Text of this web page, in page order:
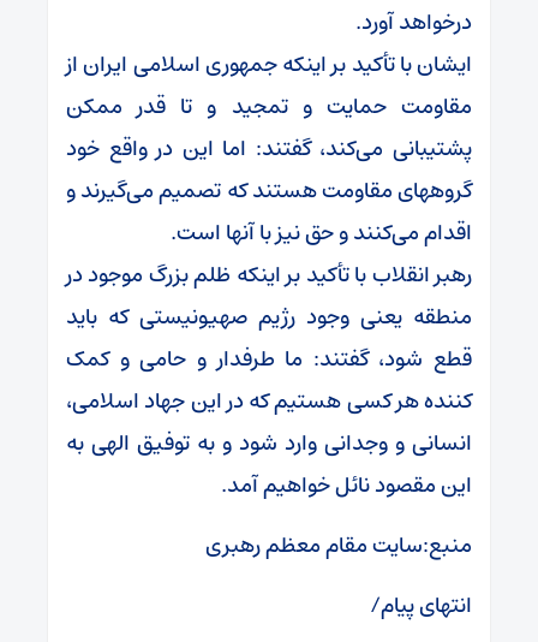
درخواهد آورد.
ایشان با تأکید بر اینکه جمهوری اسلامی ایران از
مقاومت حمایت و تمجید و تا قدر ممکن
پشتیبانی می‌کند، گفتند: اما این در واقع خود
گروههای مقاومت هستند که تصمیم می‌گیرند و
اقدام می‌کنند و حق نیز با آنها است.
رهبر انقلاب با تأکید بر اینکه ظلم بزرگ موجود در
منطقه یعنی وجود رژیم صهیونیستی که باید
قطع شود، گفتند: ما طرفدار و حامی و کمک
کننده هر کسی هستیم که در این جهاد اسلامی،
انسانی و وجدانی وارد شود و به توفیق الهی به
این مقصود نائل خواهیم آمد.
منبع:سایت مقام معظم رهبری
انتهای پیام/